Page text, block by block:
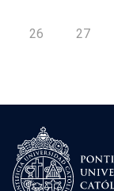
26 27